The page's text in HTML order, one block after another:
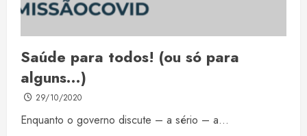
Saúde para todos! (ou só para
alguns…)
29/10/2020
Enquanto o governo discute – a sério – a...